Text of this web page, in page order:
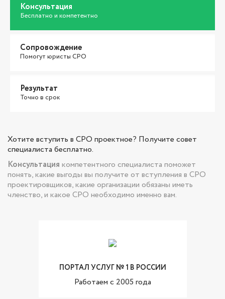
Консультация
Бесплатно и компетентно
Сопровождение
Помогут юристы СРО
Результат
Точно в срок
Хотите вступить в СРО проектное? Получите совет
специалиста бесплатно.
Консультация компетентного специалиста поможет
понять, какие выгоды вы получите от вступления в СРО
проектировщиков, какие организации обязаны иметь
членство, и какое СРО необходимо именно вам.
ПОРТАЛ УСЛУГ № 1 В РОССИИ
Работаем с 2005 года